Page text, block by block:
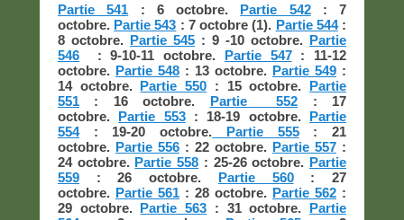
Partie 541 : 6 octobre. Partie 542: 7
octobre. Partie 543 : 7 octobre (1). Partie 544:
8 octobre. Partie 545 : 9 -10 octobre. Partie
546 : 9-10-11 octobre. Partie 547: 11-12
octobre. Partie 548 : 13 octobre. Partie 549 :
14 octobre. Partie 550 : 15 octobre. Partie
551 : 16 octobre. Partie 552 : 17
octobre. Partie 553: 18-19 octobre. Partie
554: 19-20 octobre. Partie 555: 21
octobre. Partie 556 : 22 octobre. Partie 557 :
24 octobre. Partie 558 : 25-26 octobre. Partie
559 : 26 octobre. Partie 560: 27
octobre. Partie 561 : 28 octobre. Partie 562 :
29 octobre. Partie 563 : 31 octobre. Partie